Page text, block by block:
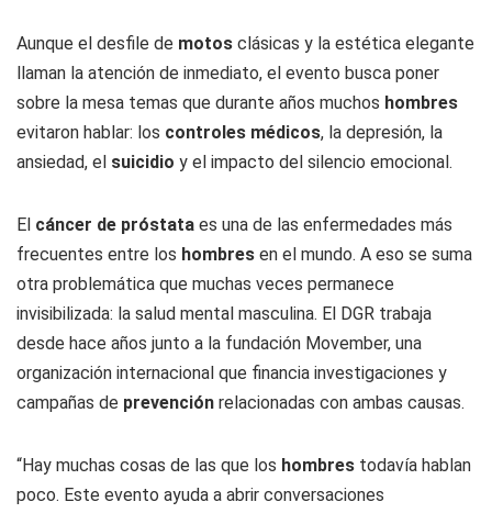
Aunque el desfile de motos clásicas y la estética elegante
llaman la atención de inmediato, el evento busca poner
sobre la mesa temas que durante años muchos hombres
evitaron hablar: los controles médicos, la depresión, la
ansiedad, el suicidio y el impacto del silencio emocional.
El cáncer de próstata es una de las enfermedades más
frecuentes entre los hombres en el mundo. A eso se suma
otra problemática que muchas veces permanece
invisibilizada: la salud mental masculina. El DGR trabaja
desde hace años junto a la fundación Movember, una
organización internacional que financia investigaciones y
campañas de prevención relacionadas con ambas causas.
“Hay muchas cosas de las que los hombres todavía hablan
poco. Este evento ayuda a abrir conversaciones